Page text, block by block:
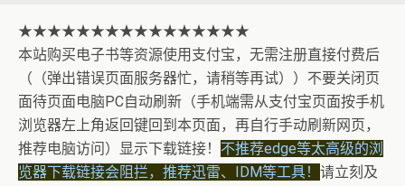
★★★★★★★★★★★★★★★★
本站购买电子书等资源使用支付宝，无需注册直接付费后
（（弹出错误页面服务器忙，请稍等再试））不要关闭页
面待页面电脑PC自动刷新（手机端需从支付宝页面按手机
浏览器左上角返回键回到本页面，再自行手动刷新网页，
推荐电脑访问）显示下载链接！ 不推荐edge等太高级的浏
览器下载链接会阻拦，推荐迅雷、IDM等工具！ 请立刻及